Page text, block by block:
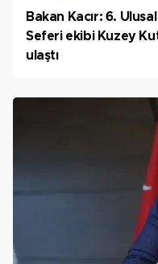
Bakan Kacır: 6.
Seferi ekibi Kuzey
ulaştı